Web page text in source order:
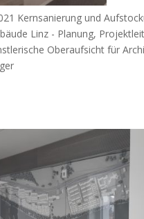
Kernsanierung und
Linz - Planung,
Oberaufsicht für